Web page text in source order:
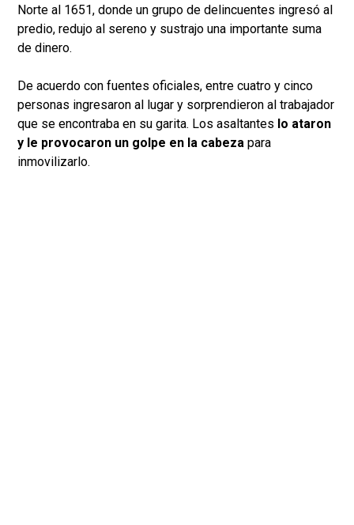
Norte al 1651, donde un grupo de delincuentes ingresó al
predio, redujo al sereno y sustrajo una importante suma
de dinero.
De acuerdo con fuentes oficiales, entre cuatro y cinco
personas ingresaron al lugar y sorprendieron al trabajador
que se encontraba en su garita. Los asaltantes lo ataron
y le provocaron un golpe en la cabeza para
inmovilizarlo.